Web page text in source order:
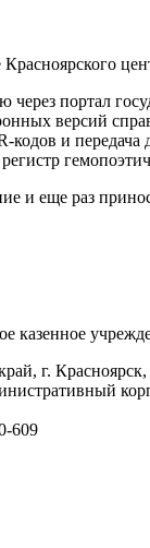
через портал
версий
кодов и
и еще раз
казенное
г.
609